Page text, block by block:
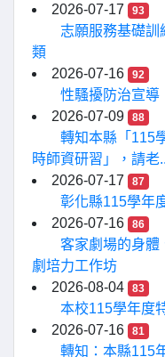
2026-07-17
93
志願服務基礎訓
類
2026-07-16
92
性騷擾防治宣導
2026-07-09
88
轉知本縣「115
時師資研習」，請老
2026-07-17
87
彰化縣115學年
2026-07-16
86
客家劇場的身體
劇培力工作坊
2026-08-04
83
本校115學年度
2026-07-16
81
轉知：本縣115